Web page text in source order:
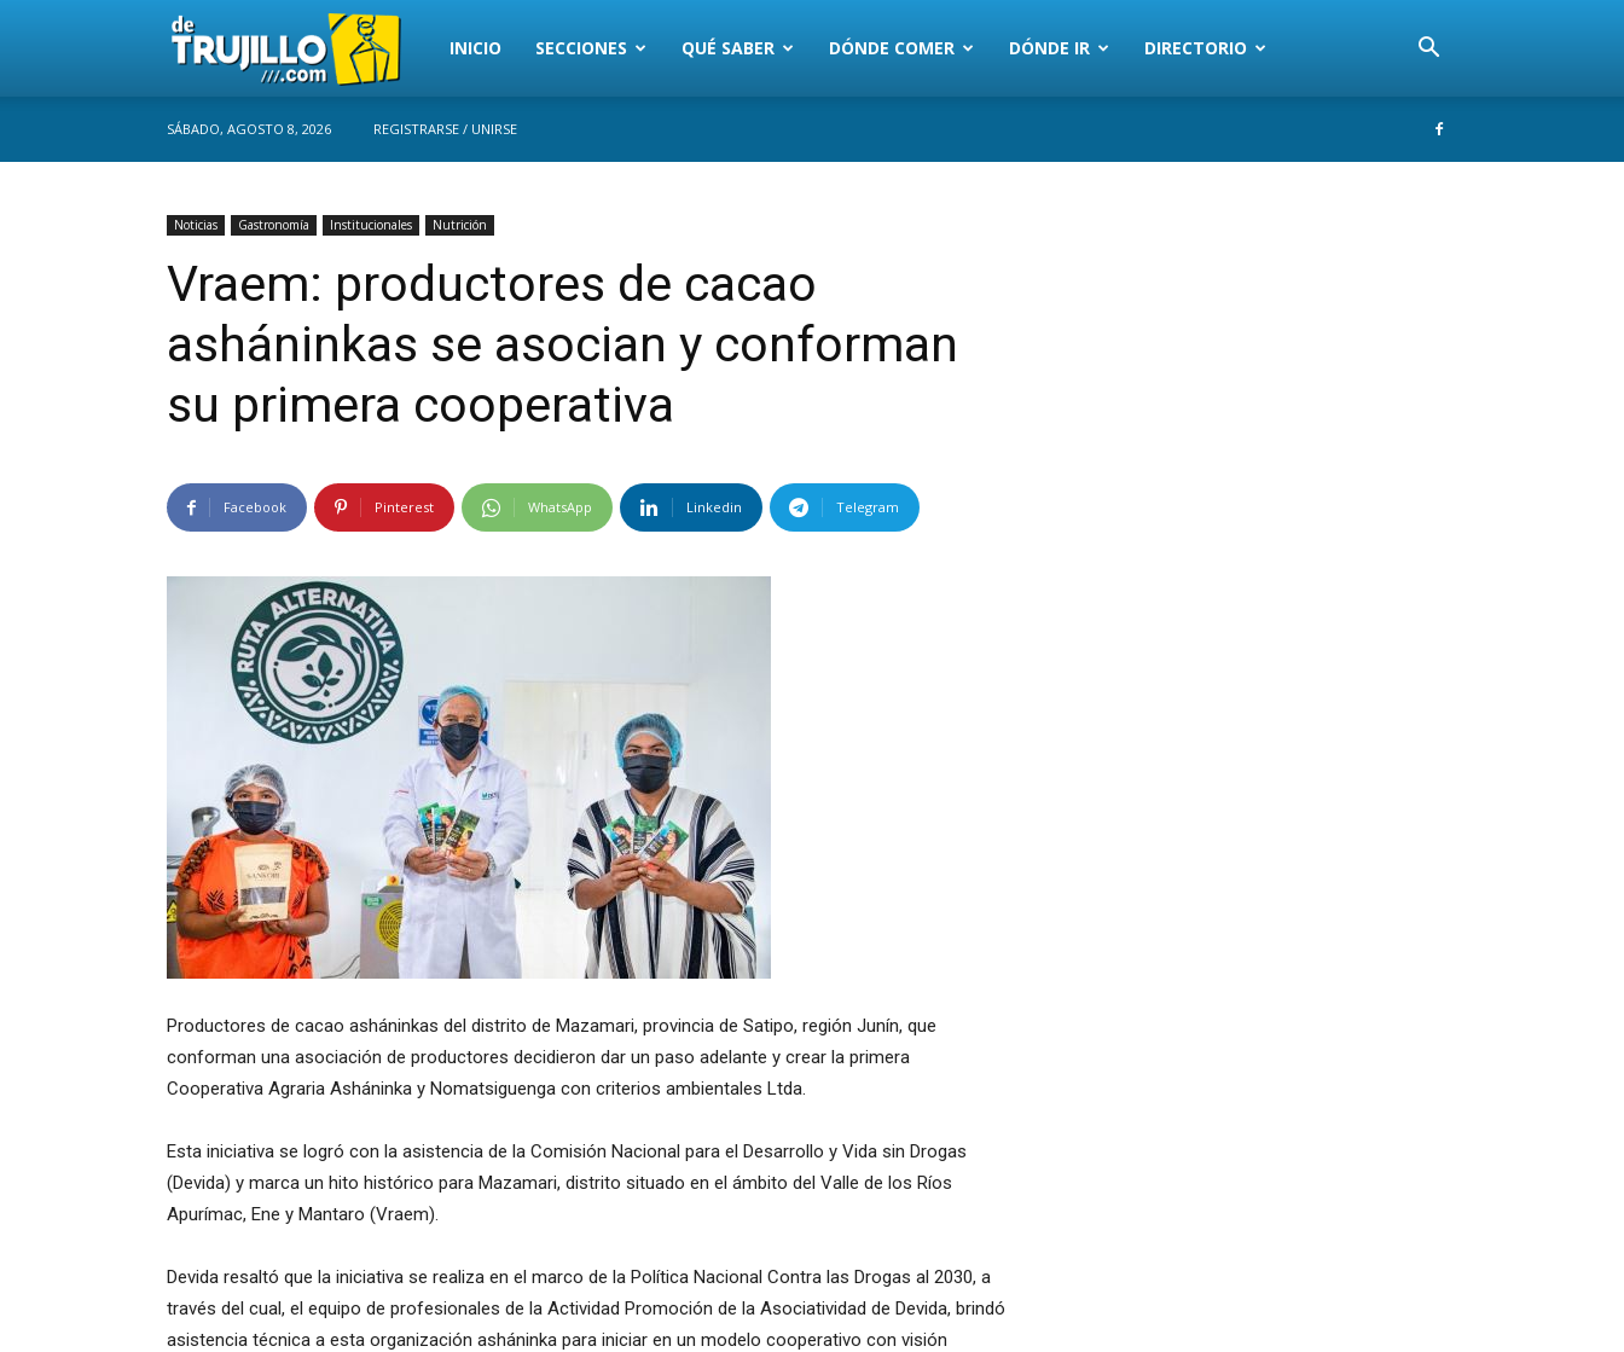
Trujillo
INICIO SECCIONES QUÉ SABER DÓNDE COMER DÓNDE IR DIRECTORIO
SÁBADO, AGOSTO 8, 2026 REGISTRARSE / UNIRSE
Noticias Gastronomía Institucionales Nutrición
Vraem: productores de cacao
asháninkas se asocian y conforman
su primera cooperativa
Facebook Pinterest WhatsApp Linkedin Telegram
Productores de cacao asháninkas del distrito de Mazamari, provincia de Satipo, región Junín, que
conforman una asociación de productores decidieron dar un paso adelante y crear la primera
Cooperativa Agraria Asháninka y Nomatsiguenga con criterios ambientales Ltda.
Esta iniciativa se logró con la asistencia de la Comisión Nacional para el Desarrollo y Vida sin Drogas
(Devida) y marca un hito histórico para Mazamari, distrito situado en el ámbito del Valle de los Ríos
Apurímac, Ene y Mantaro (Vraem).
Devida resaltó que la iniciativa se realiza en el marco de la Política Nacional Contra las Drogas al 2030, a
través del cual, el equipo de profesionales de la Actividad Promoción de la Asociatividad de Devida, brindó
asistencia técnica a esta organización asháninka para iniciar en un modelo cooperativo con visión